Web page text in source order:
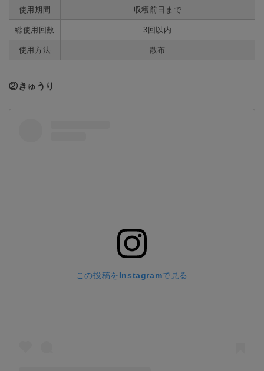
使用期間 収穫前日まで
総使用回数 3回以内
使用方法 散布
②きゅうり
この投稿をInstagramで見る